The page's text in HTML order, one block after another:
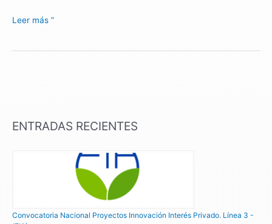
Leer más ”
ENTRADAS RECIENTES
Convocatoria Nacional Proyectos Innovación Interés Privado. Línea 3 -